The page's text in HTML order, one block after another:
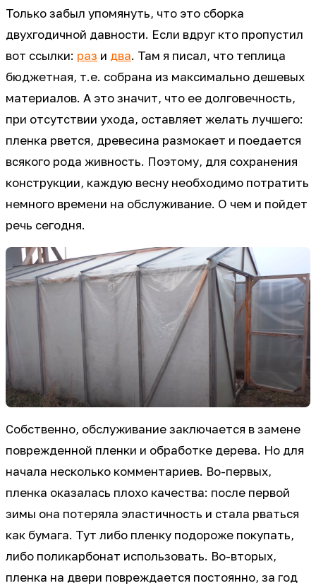
Только забыл упомянуть, что это сборка
двухгодичной давности. Если вдруг кто пропустил
вот ссылки: раз и два. Там я писал, что теплица
бюджетная, т.е. собрана из максимально дешевых
материалов. А это значит, что ее долговечность,
при отсутствии ухода, оставляет желать лучшего:
пленка рвется, древесина размокает и поедается
всякого рода живность. Поэтому, для сохранения
конструкции, каждую весну необходимо потратить
немного времени на обслуживание. О чем и пойдет
речь сегодня.
Собственно, обслуживание заключается в замене
поврежденной пленки и обработке дерева. Но для
начала несколько комментариев. Во-первых,
пленка оказалась плохо качества: после первой
зимы она потеряла эластичность и стала рваться
как бумага. Тут либо пленку подороже покупать,
либо поликарбонат использовать. Во-вторых,
пленка на двери повреждается постоянно, за год